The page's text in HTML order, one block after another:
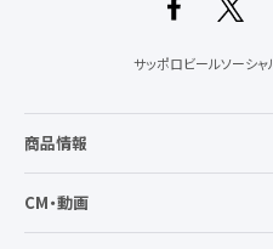
サッポロビールソーシャ
商品情報
CM・動画